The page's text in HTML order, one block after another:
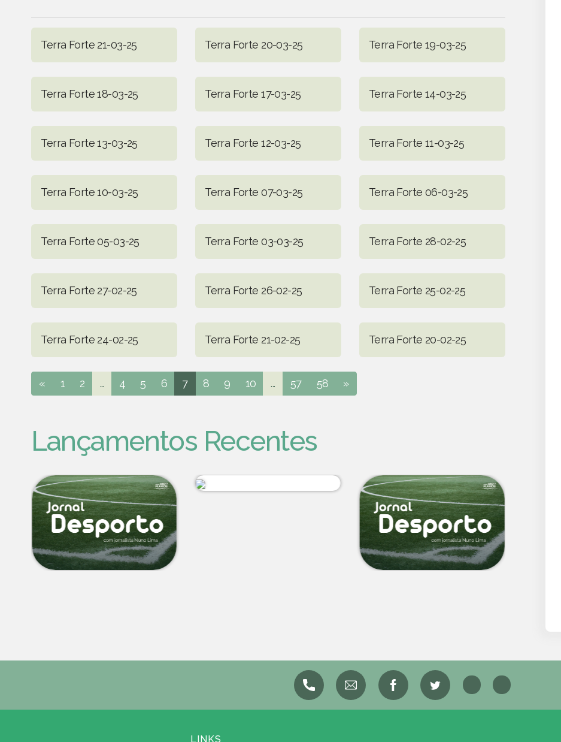
Terra Forte 21-03-25 Terra Forte 20-03-25 Terra Forte 19-03-25
Terra Forte 18-03-25 Terra Forte 17-03-25 Terra Forte 14-03-25
Terra Forte 13-03-25 Terra Forte 12-03-25 Terra Forte 11-03-25
Terra Forte 10-03-25 Terra Forte 07-03-25 Terra Forte 06-03-25
Terra Forte 05-03-25 Terra Forte 03-03-25 Terra Forte 28-02-25
Terra Forte 27-02-25 Terra Forte 26-02-25 Terra Forte 25-02-25
Terra Forte 24-02-25 Terra Forte 21-02-25 Terra Forte 20-02-25
« 1 2 ... 4 5 6 7 8 9 10 ... 57 58 »
Lançamentos Recentes
LINKS